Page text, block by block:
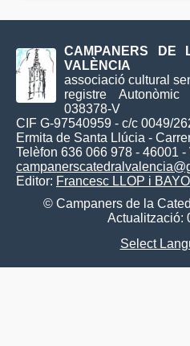
CAMPANERS DE
VALÈNCIA
associació cultural
registre
038378-V
CIF G-97540959 - c/c 0049/
Ermita de Santa Llúcia -
Telèfon 636 066 978 - 46001 -
Editor: Francesc LLOP i BAYO
© Campaners de la
Actualització:
Select